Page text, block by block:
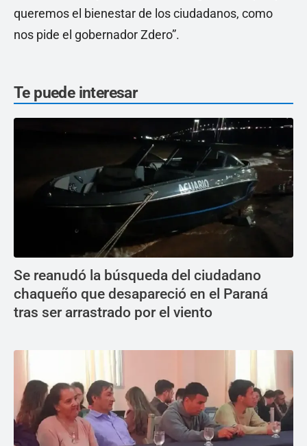
queremos el bienestar de los ciudadanos, como
nos pide el gobernador Zdero”.
Te puede interesar
Se reanudó la búsqueda del ciudadano
chaqueño que desapareció en el Paraná
tras ser arrastrado por el viento